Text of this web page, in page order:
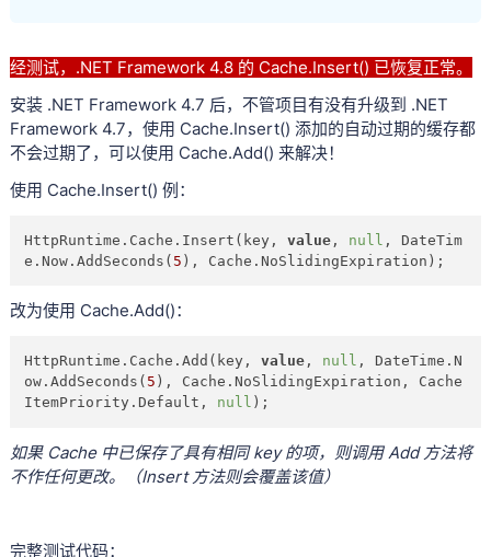
经测试，.NET Framework 4.8 的 Cache.Insert() 已恢复正常。
安装 .NET Framework 4.7 后，不管项目有没有升级到 .NET
Framework 4.7，使用 Cache.Insert() 添加的自动过期的缓存都
不会过期了，可以使用 Cache.Add() 来解决！
使用 Cache.Insert() 例：
HttpRuntime.Cache.Insert(key, value , null , DateTim
e.Now.AddSeconds( 5 ), Cache.NoSlidingExpiration);
改为使用 Cache.Add()：
HttpRuntime.Cache.Add(key, value , null , DateTime.N
ow.AddSeconds( 5 ), Cache.NoSlidingExpiration, Cache
ItemPriority.Default, null );
如果 Cache 中已保存了具有相同 key 的项，则调用 Add 方法将
不作任何更改。（Insert 方法则会覆盖该值）
完整测试代码：